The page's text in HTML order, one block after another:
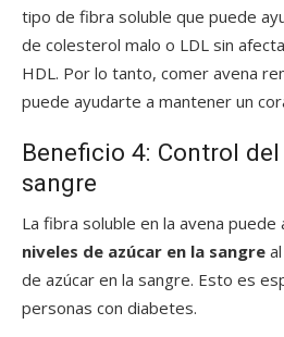
tipo de fibra soluble que puede
de colesterol malo o LDL sin
HDL. Por lo tanto, comer avena
puede ayudarte a mantener un
Beneficio 4: Control
sangre
La fibra soluble en la avena puede
niveles de azúcar en la sangre
de azúcar en la sangre. Esto es
personas con diabetes.